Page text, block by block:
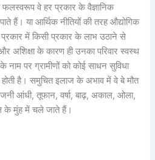
फलस्वरूप वे हर प्रकार के वैज्ञानिक
हैं। या आर्थिक नीतियों की तरह औद्योगिक
में किसी प्रकार के लाभ उठाने से
अशिक्षा के कारण ही उनका परिवार स्वस्थ
नाम पर ग्रामीणों को कोई साधन सुविधा
होती है। समुचित इलाज के अभाव में वे बे मौत
आंधी, तूफान, वर्षा, बाढ़, अकाल, ओला,
के मुंह में चले जाते हैं।